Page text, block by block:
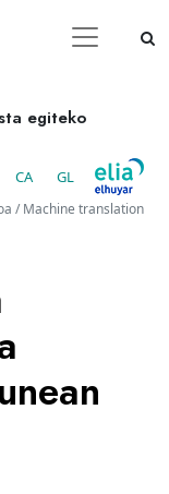
egiteko
CA GL
/ Machine translation